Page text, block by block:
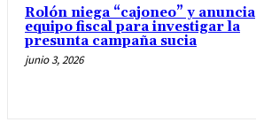
Rolón niega “cajoneo” y anuncia
equipo fiscal para investigar la
presunta campaña sucia
junio 3, 2026